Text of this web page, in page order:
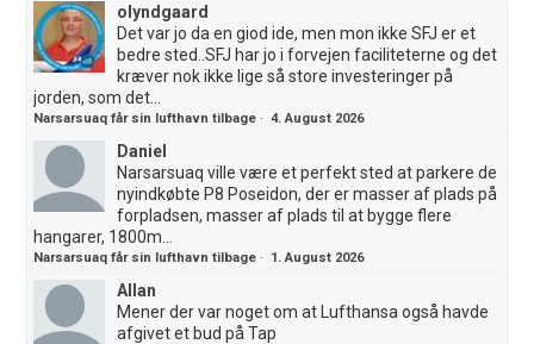
olyndgaard
Det var jo da en giod ide, men mon ikke SFJ er et
bedre sted..SFJ har jo i forvejen faciliteterne og det
kræver nok ikke lige så store investeringer på
jorden, som det...
Narsarsuaq får sin lufthavn tilbage ·4. August 2026
Daniel
Narsarsuaq ville være et perfekt sted at parkere de
nyindkøbte P8 Poseidon, der er masser af plads på
forpladsen, masser af plads til at bygge flere
hangarer, 1800m...
Narsarsuaq får sin lufthavn tilbage · 1. August 2026
Allan
Mener der var noget om at Lufthansa også havde
afgivet et bud på Tap